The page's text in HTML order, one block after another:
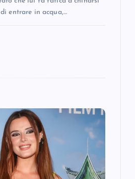
entrare in acqua,…